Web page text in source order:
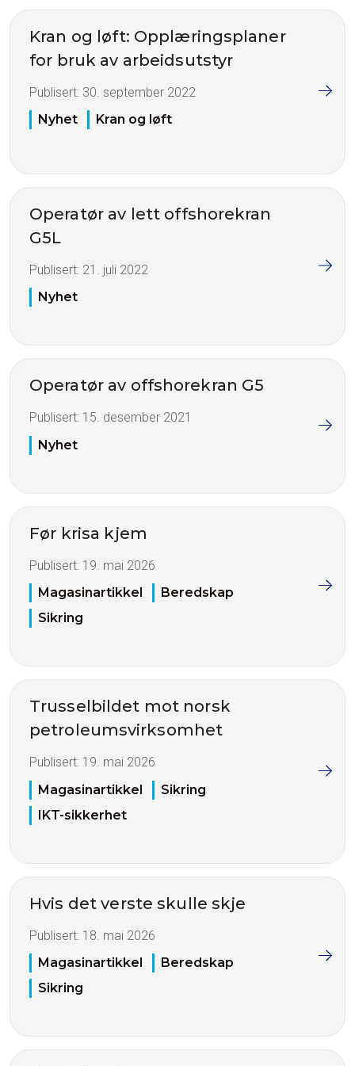
Kran og løft: Opplæringsplaner
for bruk av arbeidsutstyr
Publisert: 30. september 2022
Nyhet
Kran og løft
Operatør av lett offshorekran
G5L
Publisert: 21. juli 2022
Nyhet
Operatør av offshorekran G5
Publisert: 15. desember 2021
Nyhet
Før krisa kjem
Publisert: 19. mai 2026
Magasinartikkel
Beredskap
Sikring
Trusselbildet mot norsk
petroleumsvirksomhet
Publisert: 19. mai 2026
Magasinartikkel
Sikring
IKT-sikkerhet
Hvis det verste skulle skje
Publisert: 18. mai 2026
Magasinartikkel
Beredskap
Sikring